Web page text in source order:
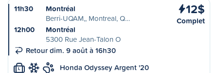
11h30
Montréal
Berri-UQAM,, Montreal, Q…
12h00
Montréal
5300 Rue Jean-Talon O
Retour dim. 9 août à 16h30
12$
Complet
L Honda Odyssey Argent '20